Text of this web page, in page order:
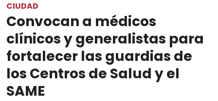
CIUDAD
Convocan a médicos
clínicos y generalistas para
fortalecer las guardias de
los Centros de Salud y el
SAME